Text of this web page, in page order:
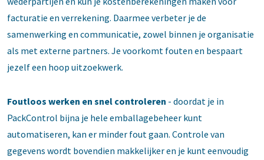
facturatie en verrekening. Daarmee verbeter je de
samenwerking en communicatie, zowel binnen je organisatie
als met externe partners. Je voorkomt fouten en bespaart
jezelf een hoop uitzoekwerk.
Foutloos werken en snel controleren - doordat je in
PackControl bijna je hele emballagebeheer kunt
automatiseren, kan er minder fout gaan. Controle van
gegevens wordt bovendien makkelijker en je kunt eenvoudig